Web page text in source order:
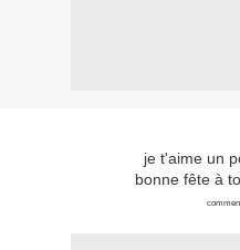
je t'aime un
bonne fête à